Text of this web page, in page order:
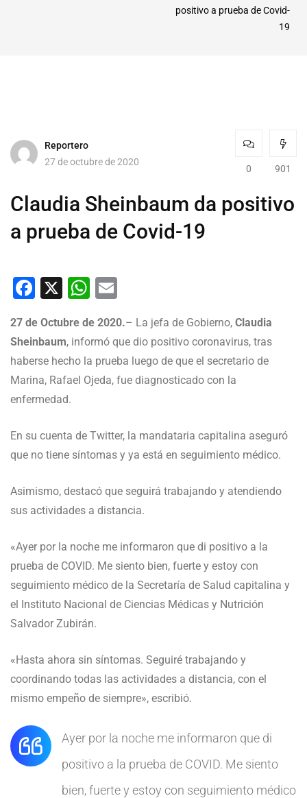
positivo a prueba de Covid-
19
Reportero
27 de octubre de 2020
0 901
Claudia Sheinbaum da positivo
a prueba de Covid-19
Facebook
X WhatsApp
27 de Octubre de 2020.– La jefa de Gobierno, Claudia
Sheinbaum, informó que dio positivo coronavirus, tras
haberse hecho la prueba luego de que el secretario de
Marina, Rafael Ojeda, fue diagnosticado con la
enfermedad.
En su cuenta de Twitter, la mandataria capitalina aseguró
que no tiene síntomas y ya está en seguimiento médico.
Asimismo, destacó que seguirá trabajando y atendiendo
sus actividades a distancia.
«Ayer por la noche me informaron que di positivo a la
prueba de COVID. Me siento bien, fuerte y estoy con
seguimiento médico de la Secretaría de Salud capitalina y
el Instituto Nacional de Ciencias Médicas y Nutrición
Salvador Zubirán.
«Hasta ahora sin síntomas. Seguiré trabajando y
coordinando todas las actividades a distancia, con el
mismo empeño de siempre», escribió.
Ayer por la noche me informaron que di
positivo a la prueba de COVID. Me siento
bien, fuerte y estoy con seguimiento médico